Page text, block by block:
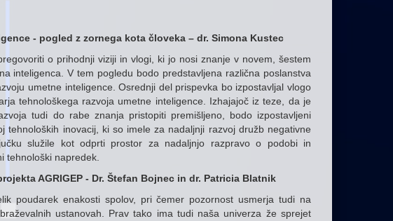
- pogled z zornega kota človeka – dr. Simona Kustec
o prihodnji viziji in vlogi, ki jo nosi znanje v novem, šestem
inteligenca. V tem pogledu bodo predstavljena različna poslanstva
umetne inteligence. Osrednji del prispevka bo izpostavljal vlogo
tehnološkega razvoja umetne inteligence. Izhajajoč iz teze, da je
tudi do rabe znanja pristopiti premišljeno, bodo izpostavljeni
tehnoloških inovacij, ki so imele za nadaljnji razvoj družb negativne
služile kot odprti prostor za nadaljnjo razpravo o podobi in
tehnološki napredek.
AGRIGEP - Dr. Štefan Bojnec in dr. Patricia Blatnik
poudarek enakosti spolov, pri čemer pozornost usmerja tudi na
ustanovah. Prav tako ima tudi naša univerza že sprejet